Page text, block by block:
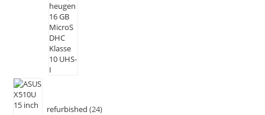
refurbished 24